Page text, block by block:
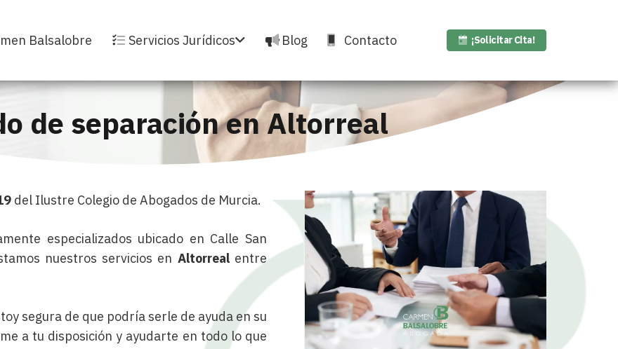
Balsalobre Servicios Jurídicos Blog Contacto ¡Solicitar Cita!
de separación en Altorreal
del Ilustre Colegio de Abogados de Murcia.
especializados ubicado en Calle San
nuestros servicios en Altorrealentre
segura de que podría serle de ayuda en su
a tu disposición y ayudarte en todo lo que